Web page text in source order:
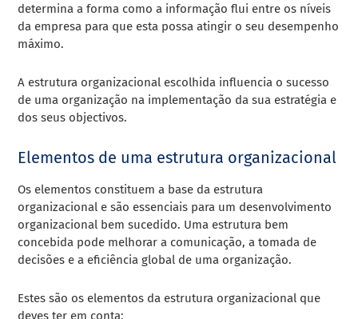
determina a forma como a informação flui entre os níveis
da empresa para que esta possa atingir o seu desempenho
máximo.
A estrutura organizacional escolhida influencia o sucesso
de uma organização na implementação da sua estratégia e
dos seus objectivos.
Elementos de uma estrutura organizacional
Os elementos constituem a base da estrutura
organizacional e são essenciais para um desenvolvimento
organizacional bem sucedido. Uma estrutura bem
concebida pode melhorar a comunicação, a tomada de
decisões e a eficiência global de uma organização.
Estes são os elementos da estrutura organizacional que
deves ter em conta: